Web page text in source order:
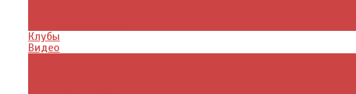
Клубы
Видео